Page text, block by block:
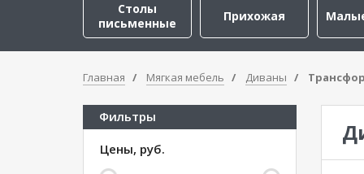
Столы
письменные
Прихожая
Главная Мягкая мебель Диваны
Фильтры
Цены, руб.